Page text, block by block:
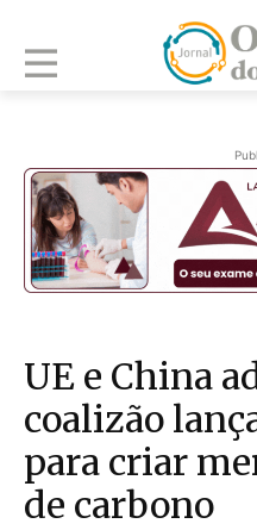
UE e China
coalizão
para criar
de carbono